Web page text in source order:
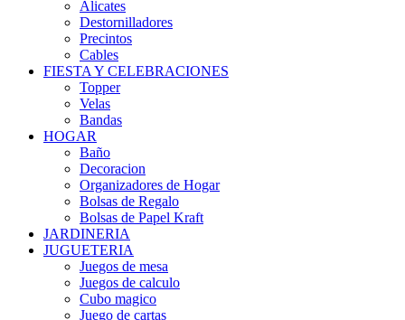
Alicates
Destornilladores
Precintos
Cables
FIESTA Y CELEBRACIONES
Topper
Velas
Bandas
HOGAR
Baño
Decoracion
Organizadores de Hogar
Bolsas de Regalo
Bolsas de Papel Kraft
JARDINERIA
JUGUETERIA
Juegos de mesa
Juegos de calculo
Cubo magico
Juego de cartas